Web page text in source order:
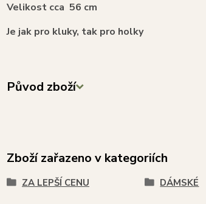
Velikost cca 56 cm
Je jak pro kluky, tak pro holky
Původ zboží
Zboží zařazeno v kategoriích
ZA LEPŠÍ CENU DÁMSKÉ